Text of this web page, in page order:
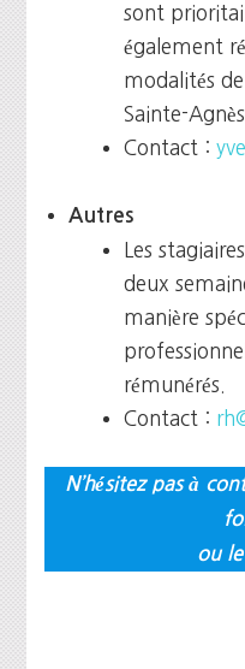
sont
également
modalités
Sainte-Agnès.
Contact :
Autres
Les
deux
manière
rémunérés.
Contact :
N’hésitez pas à
ou